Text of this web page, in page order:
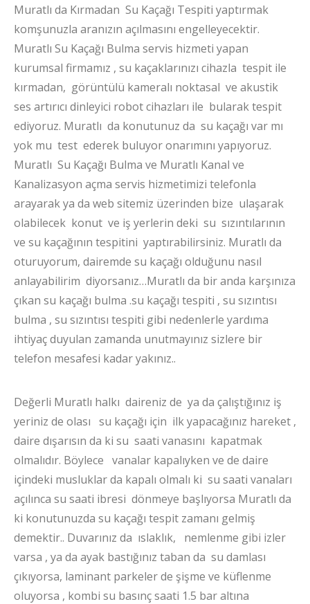
Muratlı da Kırmadan Su Kaçağı Tespiti yaptırmak
komşunuzla aranızın açılmasını engelleyecektir.
Muratlı Su Kaçağı Bulma servis hizmeti yapan
kurumsal firmamız , su kaçaklarınızı cihazla tespit ile
kırmadan, görüntülü kameralı noktasal ve akustik
ses artırıcı dinleyici robot cihazları ile bularak tespit
ediyoruz. Muratlı da konutunuz da su kaçağı var mı
yok mu test ederek buluyor onarımını yapıyoruz.
Muratlı Su Kaçağı Bulma ve Muratlı Kanal ve
Kanalizasyon açma servis hizmetimizi telefonla
arayarak ya da web sitemiz üzerinden bize ulaşarak
olabilecek konut ve iş yerlerin deki su sızıntılarının
ve su kaçağının tespitini yaptırabilirsiniz. Muratlı da
oturuyorum, dairemde su kaçağı olduğunu nasıl
anlayabilirim diyorsanız…Muratlı da bir anda karşınıza
çıkan su kaçağı bulma .su kaçağı tespiti , su sızıntısı
bulma , su sızıntısı tespiti gibi nedenlerle yardıma
ihtiyaç duyulan zamanda unutmayınız sizlere bir
telefon mesafesi kadar yakınız..
Değerli Muratlı halkı daireniz de ya da çalıştığınız iş
yeriniz de olası su kaçağı için ilk yapacağınız hareket ,
daire dışarısın da ki su saati vanasını kapatmak
olmalıdır. Böylece vanalar kapalıyken ve de daire
içindeki musluklar da kapalı olmalı ki su saati vanaları
açılınca su saati ibresi dönmeye başlıyorsa Muratlı da
ki konutunuzda su kaçağı tespit zamanı gelmiş
demektir.. Duvarınız da ıslaklık, nemlenme gibi izler
varsa , ya da ayak bastığınız taban da su damlası
çıkıyorsa, laminant parkeler de şişme ve küflenme
oluyorsa , kombi su basınç saati 1.5 bar altına